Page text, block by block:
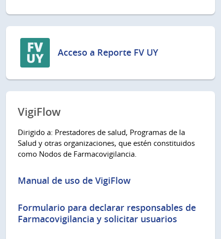
Acceso a Reporte FV UY
VigiFlow
Dirigido a: Prestadores de salud, Programas de la
Salud y otras organizaciones, que estén constituidos
como Nodos de Farmacovigilancia.
Manual de uso de VigiFlow
Formulario para declarar responsables de
Farmacovigilancia y solicitar usuarios